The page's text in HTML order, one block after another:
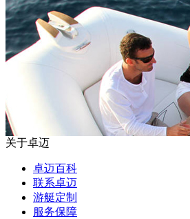
关于卓迈
卓迈百科
联系卓迈
游艇定制
服务保障